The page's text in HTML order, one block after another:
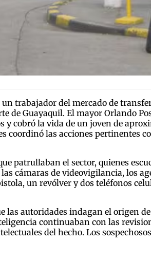
trabajador del mercado de
de Guayaquil. El mayor Orlando
y cobró la vida de un joven de
coordinó las acciones pertinentes
patrullaban el sector, quienes
cámaras de videovigilancia, los
un revólver y dos teléfonos
las autoridades indagan el origen
continuaban con las
del hecho. Los